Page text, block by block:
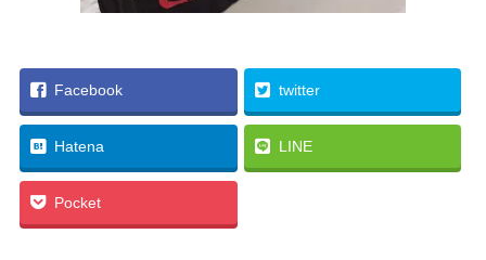
Facebook twitter
Hatena LINE
Pocket